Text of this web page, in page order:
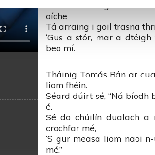
oíche
Tá arraing i goil trasna
‘Gus a stór, mar a
beo mí.
Tháinig Tomás Bán ar
liom fhéin.
Séard dúirt sé, “Ná
é.
Sé do chúilín dualach a
crochfar mé,
‘S gur measa liom naoi
mé.”